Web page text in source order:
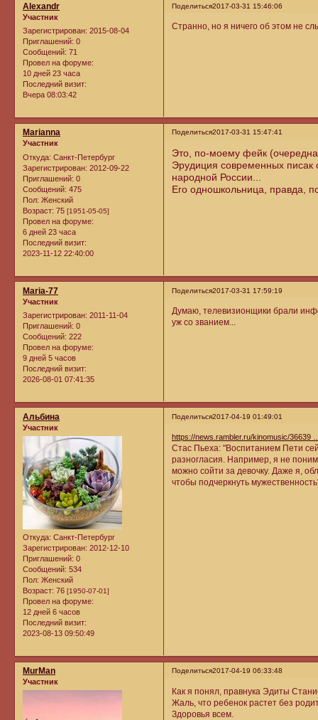
Поделиться2017-03-31 15:46:06
Alexandr
Участник
Зарегистрирован: 2015-08-04
Приглашений: 0
Сообщений: 71
Провел на форуме:
10 дней 23 часа
Последний визит:
Вчера 08:03:42
Странно, но я ничего об этом не
Поделиться2017-03-31 15:47:41
Marianna
Участник
Откуда: Санкт-Петербург
Зарегистрирован: 2012-09-22
Приглашений: 0
Сообщений: 475
Пол: Женский
Возраст: 75 [1951-05-05]
Провел на форуме:
6 дней 23 часа
Последний визит:
2023-11-12 22:40:00
Это, по-моему фейк
Эрудиция современных писак
народной России...
Его одношкольница, правда,
Поделиться2017-03-31 17:59:19
Maria-77
Участник
Зарегистрирован: 2011-11-04
Приглашений: 0
Сообщений: 222
Провел на форуме:
9 дней 5 часов
Последний визит:
2026-08-01 07:41:35
Думаю, телевизионщики брали
уж со званием...
Поделиться2017-04-19 01:49:01
Альбина
Участник
Откуда: Санкт-Петербург
Зарегистрирован: 2012-12-10
Приглашений: 0
Сообщений: 534
Пол: Женский
Возраст: 76 [1950-07-01]
Провел на форуме:
12 дней 6 часов
Последний визит:
2023-08-13 09:50:49
https://news.rambler.ru/kinomusic/36639
Стас Пьеха: "Воспитанием Пети
разногласия. Например, я не
можно сойти за девочку. Даже я,
чтобы подчеркнуть
Поделиться2017-04-19 06:33:48
MurMan
Участник
Как я понял, правнука Эдиты
Жаль, что ребенок растет без
Здоровья всем.